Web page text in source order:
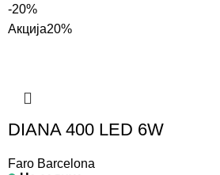
-20%
Акција20%
DIANA 400 LED 6W
Faro Barcelona